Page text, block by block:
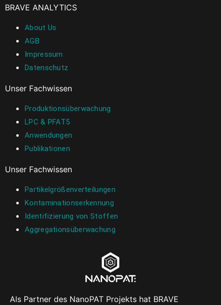
BRAVE ANALYTICS
About Us
AGB
Impressum
Datenschutz
Unser Fachwissen
Produktionsüberwachung
LPC & PFAT5
Anwendungen
Publikationen
Unser Fachwissen
Partikelgrößenverteilungen
Kontaminationserkennung
Identifizierung von Stoffen
Aggregationsüberwachung
Als Partner des NanoPAT Projekts hat BRAVE